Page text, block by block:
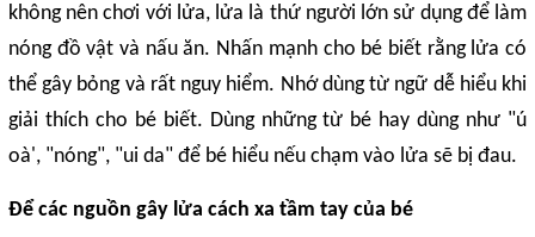
không nên chơi với lửa, lửa là thứ người lớn sử dụng để làm
nóng đồ vật và nấu ăn. Nhấn mạnh cho bé biết rằng lửa có
thể gây bỏng và rất nguy hiểm. Nhớ dùng từ ngữ dễ hiểu khi
giải thích cho bé biết. Dùng những từ bé hay dùng như "ú
oà', "nóng", "ui da" để bé hiểu nếu chạm vào lửa sẽ bị đau.
Để các nguồn gây lửa cách xa tầm tay của bé